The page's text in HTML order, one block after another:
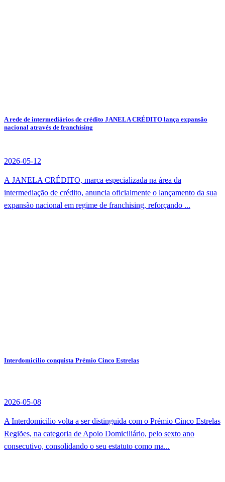
A rede de intermediários de crédito JANELA CRÉDITO lança expansão
nacional através de franchising
2026-05-12
A JANELA CRÉDITO, marca especializada na área da
intermediação de crédito, anuncia oficialmente o lançamento da sua
expansão nacional em regime de franchising, reforçando ...
Interdomicilio conquista Prémio Cinco Estrelas
2026-05-08
A Interdomicilio volta a ser distinguida com o Prémio Cinco Estrelas
Regiões, na categoria de Apoio Domiciliário, pelo sexto ano
consecutivo, consolidando o seu estatuto como ma...